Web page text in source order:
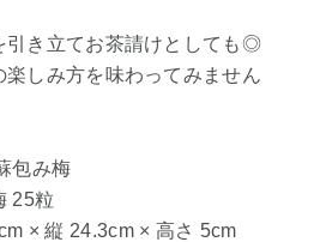
引き立てお茶請けとしても◎
しみ方を味わってみません
包み梅
25粒
× 縦 24.3cm × 高さ 5cm